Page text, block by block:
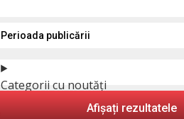
Perioada publicării
Categorii cu noutăți
Afișați rezultatele